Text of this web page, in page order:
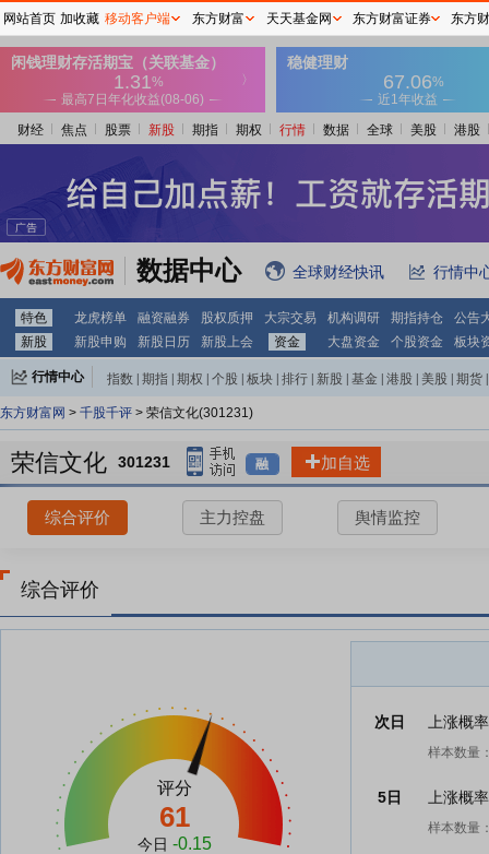
财经 焦点 股票 新股 期指 期权 行情 数据 全球 美股 港股
数据中心 全球财经快讯 行情中
特色 龙虎榜单 融资融券 股权质押 大宗交易 机构调研 期指持仓
公告
新股
新股申购 新股日历 新股上会 资金 大盘资金 个股资金 板块
行情中心 指数 期指 期权 个股 板块 排行 新股 基金 港股 美股 期货
东方财富网 > 千股千评 > 荣信文化(301231)
荣信文化 301231 融 加自选
综合评价 主力控盘 舆情监控
综合评价
评分
61
今日 -0.15
次日 上涨概
样本数量
5日 上涨概
样本数量
网站首页 加收藏 移动客户端 东方财富 天天基金网 东方财富证券 东方